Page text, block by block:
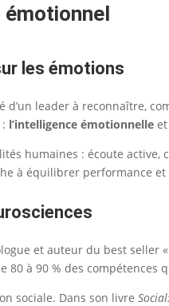
émotionnel
les émotions
d’un leader à reconnaître,
l’intelligence émotionnelle et
humaines : écoute
à équilibrer performance
et auteur du best seller
80 à 90 % des
sociale. Dans son livre